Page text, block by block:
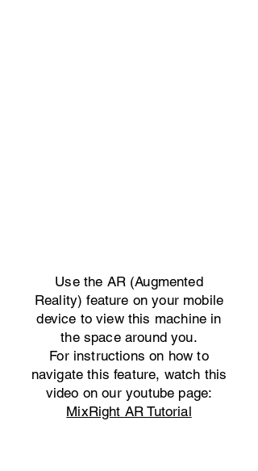
Use the AR (Augmented
Reality) feature on your mobile
device to view this machine in
the space around you.
For instructions on how to
navigate this feature, watch this
video on our youtube page:
MixRight AR Tutorial